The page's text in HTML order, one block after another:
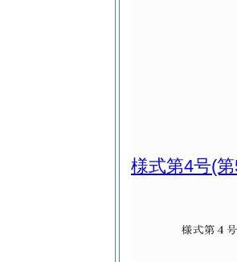
様式第4号(